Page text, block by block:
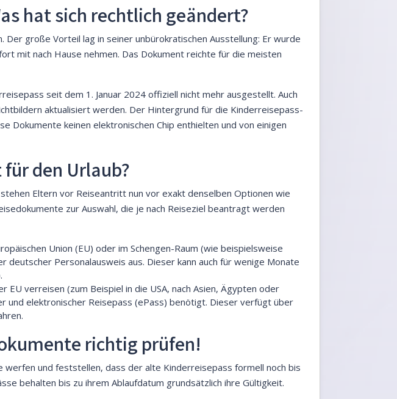
hat sich rechtlich geändert?
große Vorteil lag in seiner unbürokratischen Ausstellung: Er wurde
mit nach Hause nehmen. Das Dokument reichte für die meisten
seit dem 1. Januar 2024 offiziell nicht mehr ausgestellt. Auch
aktualisiert werden. Der Hintergrund für die Kinderreisepass-
Dokumente keinen elektronischen Chip enthielten und von einigen
den Urlaub?
Eltern vor Reiseantritt nun vor exakt denselben Optionen wie
zur Auswahl, die je nach Reiseziel beantragt werden
Union (EU) oder im Schengen-Raum (wie beispielsweise
deutscher Personalausweis aus. Dieser kann auch für wenige Monate
EU verreisen (zum Beispiel in die USA, nach Asien, Ägypten oder
elektronischer Reisepass (ePass) benötigt. Dieser verfügt über
richtig prüfen!
werfen und feststellen, dass der alte Kinderreisepass formell noch bis
behalten bis zu ihrem Ablaufdatum grundsätzlich ihre Gültigkeit.